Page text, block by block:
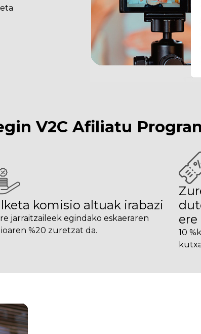
V2C Afiliatu
komisio altuak irabazi
jarraitzaileek egindako eskaeraren
%20 zuretzat da.
ere
10